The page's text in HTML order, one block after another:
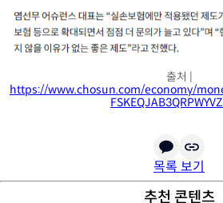
출처 |
https://www.chosun.com/economy/
목록 보기
추천 콘텐츠